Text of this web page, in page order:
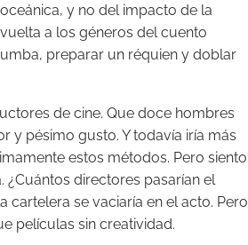
y no del impacto de la
a los géneros del cuento
preparar un réquien y doblar
de cine. Que doce hombres
y pésimo gusto. Y todavía iría más
estos métodos. Pero siento
directores pasarían el
cartelera se vaciaría en el acto. Pero
películas sin creatividad.